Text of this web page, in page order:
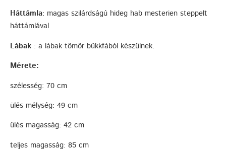
Háttámla: magas szilárdságú hideg hab mesterien steppelt
háttámlával
Lábak : a lábak tömör bükkfából készülnek.
Mérete:
szélesség: 70 cm
ülés mélység: 49 cm
ülés magasság: 42 cm
teljes magasság: 85 cm